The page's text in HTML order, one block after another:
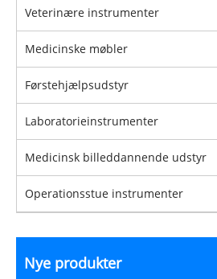
Veterinære instrumenter
Medicinske møbler
Førstehjælpsudstyr
Laboratorieinstrumenter
Medicinsk billeddannende udstyr
Operationsstue instrumenter
Nye produkter